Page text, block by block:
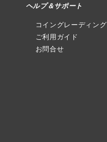
ヘルプ＆サポート
コイングレーディング
ご利用ガイド
お問合せ